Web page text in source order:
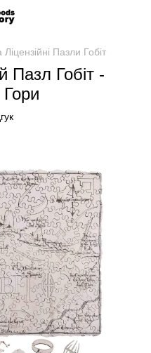
Ліцензійні Пазли Гобіт
Пазл Гобіт -